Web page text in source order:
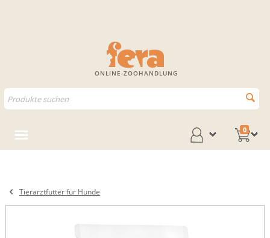
ONLINE-ZOOHANDLUNG
0
Tierarztfutter für Hunde